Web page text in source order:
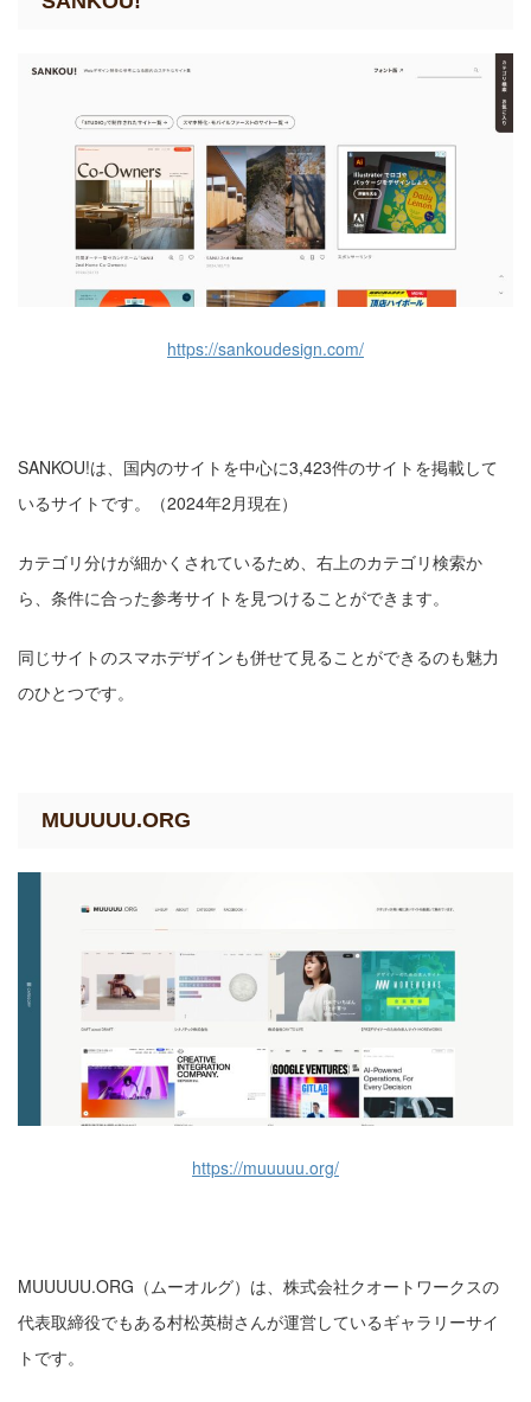
https://sankoudesign.com/
SANKOU!は、国内のサイトを中心に3,423件のサイトを掲載して
いるサイトです。（2024年2月現在）
カテゴリ分けが細かくされているため、右上のカテゴリ検索か
ら、条件に合った参考サイトを見つけることができます。
同じサイトのスマホデザインも併せて見ることができるのも魅力
のひとつです。
MUUUUU.ORG
https://muuuuu.org/
MUUUUU.ORG（ムーオルグ）は、株式会社クオートワークスの
代表取締役でもある村松英樹さんが運営しているギャラリーサイ
トです。